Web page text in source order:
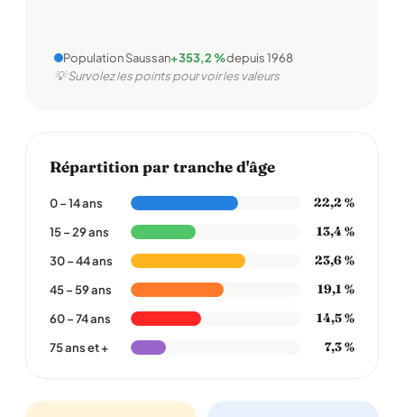
Population Saussan+353,2 %depuis 1968
💡 Survolez les points pour voir les valeurs
Répartition par tranche d'âge
0 – 14 ans 22,2 %
15 – 29 ans 13,4 %
30 – 44 ans 23,6 %
45 – 59 ans 19,1 %
60 – 74 ans 14,5 %
75 ans et + 7,3 %